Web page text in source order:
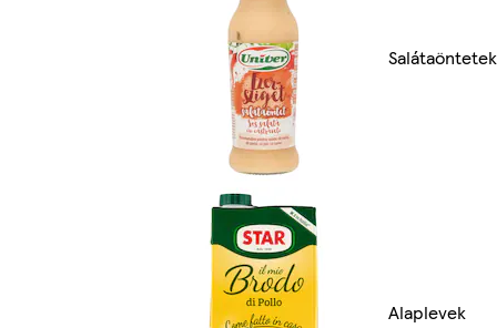
Salátaöntetek
Alaplevek